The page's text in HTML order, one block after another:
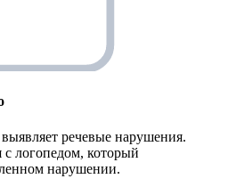
речевые нарушения.
логопедом, который
нарушении.